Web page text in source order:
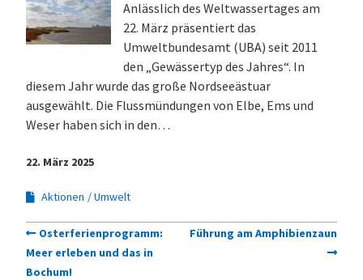
Anlässlich des Weltwassertages am
22. März präsentiert das
Umweltbundesamt (UBA) seit 2011
den „Gewässertyp des Jahres“. In
diesem Jahr wurde das große Nordseeästuar
ausgewählt. Die Flussmündungen von Elbe, Ems und
Weser haben sich in den…
22. März 2025
Aktionen Umwelt
Osterferienprogramm:
Meer erleben und das in
Bochum!
Führung am Amphibienzaun